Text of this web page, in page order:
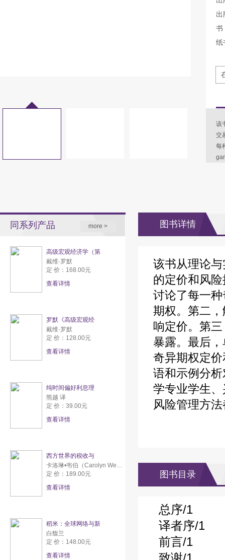
出
纸
该
交
每
同系列产品 more >
高级宏观经济学（第
戴维·罗默
定 价：168.00元
查看详情
罗默《高级宏观经
戴维·罗默
定 价：128.00元
查看详情
纯时间偏好利息理
熊越 译
定 价：39.00元
查看详情
西方世界的税收与
卡洛琳•韦伯（Carolyn Webber） 亚伦•威尔达夫斯基（Aaron Wildavsky）
定 价：189.00元
查看详情
稻米：全球网络与新
白馥兰
定 价：148.00元
查看详情
图书详情
该书从理论
的定价和风
讨论了每一
期权。第二
响定价。第
暴露。最后
奇异期权定
语和示例分
学专业学生
风险管理方
图书目录
总序/1
译者序/1
前言/1